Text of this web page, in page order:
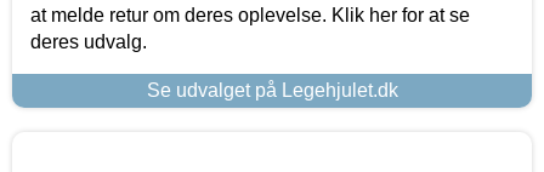
at melde retur om deres oplevelse. Klik her for at se
deres udvalg.
Se udvalget på Legehjulet.dk